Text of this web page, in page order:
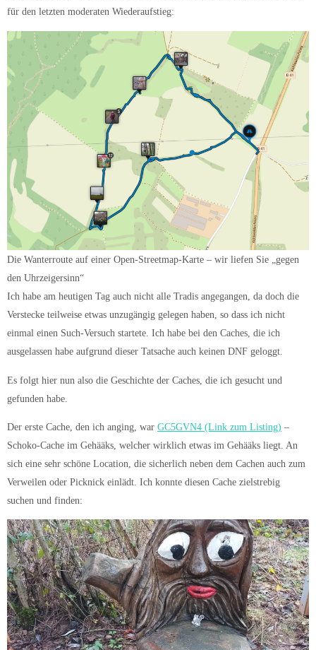
für den letzten moderaten Wiederaufstieg:
Die Wanterroute auf einer Open-Streetmap-Karte – wir liefen Sie „gegen
den Uhrzeigersinn“
Ich habe am heutigen Tag auch nicht alle Tradis angegangen, da doch die
Verstecke teilweise etwas unzugängig gelegen haben, so dass ich nicht
einmal einen Such-Versuch startete. Ich habe bei den Caches, die ich
ausgelassen habe aufgrund dieser Tatsache auch keinen DNF geloggt.
Es folgt hier nun also die Geschichte der Caches, die ich gesucht und
gefunden habe.
Der erste Cache, den ich anging, war GC5GVN4 (Link zum Listing) –
Schoko-Cache im Gehääks, welcher wirklich etwas im Gehääks liegt. An
sich eine sehr schöne Location, die sicherlich neben dem Cachen auch zum
Verweilen oder Picknick einlädt. Ich konnte diesen Cache zielstrebig
suchen und finden: